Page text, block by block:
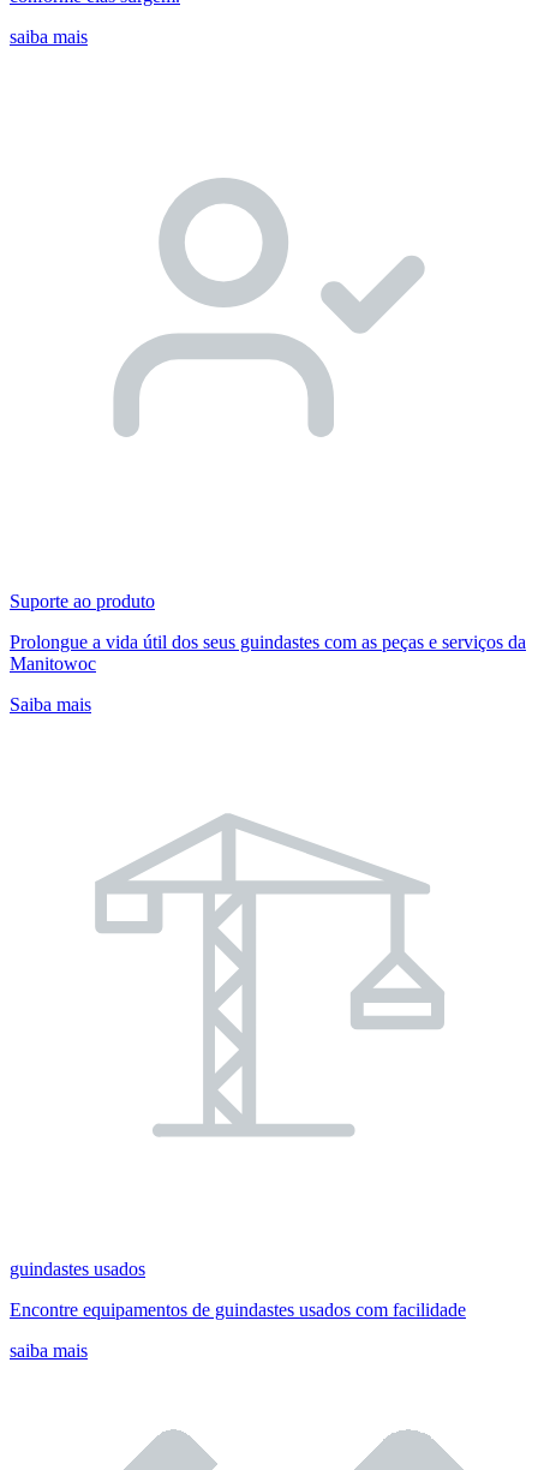
saiba mais
Suporte ao produto
Prolongue a vida útil dos seus guindastes com as peças e serviços da
Manitowoc
Saiba mais
guindastes usados
Encontre equipamentos de guindastes usados com facilidade
saiba mais